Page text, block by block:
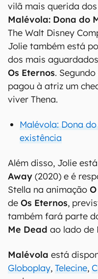
vilã mais querida
Malévola: Dona do
The Walt Disney
Jolie também está
dos mais
Os Eternos.
pagou à atriz um
viver Thena.
Malévola: Dona
existência
Além disso, Jolie
Away (2020) e é
Stella na animação
de Os Eternos,
também fará parte
Me Dead ao lado de
Malévola está
Globoplay, Telecine,